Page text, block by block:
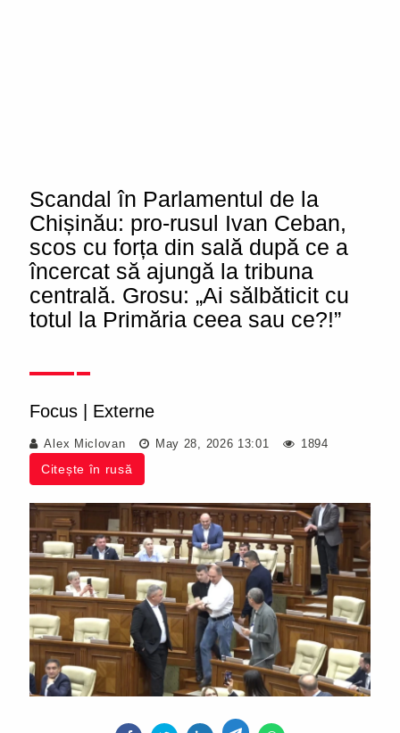
Scandal în Parlamentul de la
Chișinău: pro-rusul Ivan Ceban,
scos cu forța din sală după ce a
încercat să ajungă la tribuna
centrală. Grosu: „Ai sălbăticit cu
totul la Primăria ceea sau ce?!”
Focus Externe
Alex Miclovan May 28, 2026 13:01 1894
Citește în rusă